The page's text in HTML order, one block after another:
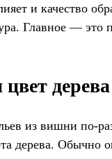
и качество
Главное —
из вишни по-
дерева. Обычно